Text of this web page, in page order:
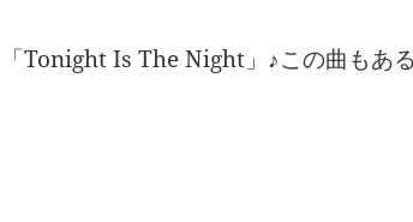
「Tonight Is The Night」♪この曲もあ